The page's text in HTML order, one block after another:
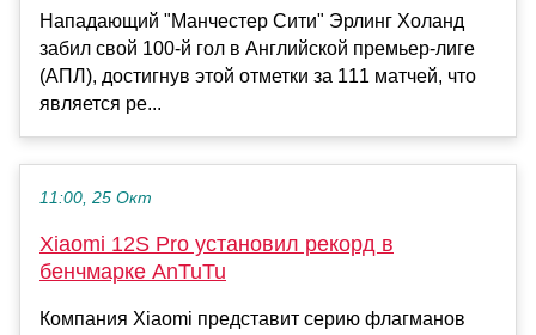
Нападающий "Манчестер Сити" Эрлинг Холанд
забил свой 100-й гол в Английской премьер-лиге
(АПЛ), достигнув этой отметки за 111 матчей, что
является ре...
11:00, 25 Окт
Xiaomi 12S Pro установил рекорд в
бенчмарке AnTuTu
Компания Xiaomi представит серию флагманов